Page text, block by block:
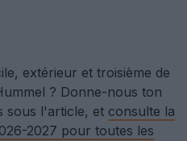
extérieur et troisième de
? Donne-nous ton
sous l'article, et consulte la
2027 pour toutes les